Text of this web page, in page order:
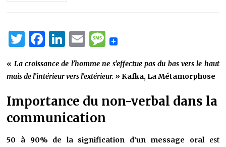
Twitter
Facebook
LinkedIn
EmailMessage
« La croissance de l’homme ne s’effectue pas du bas vers le haut
mais de l’intérieur vers l’extérieur. » Kafka, La Métamorphose
Importance du non-verbal dans la
communication
50 à 90% de la signification d’un message oralest